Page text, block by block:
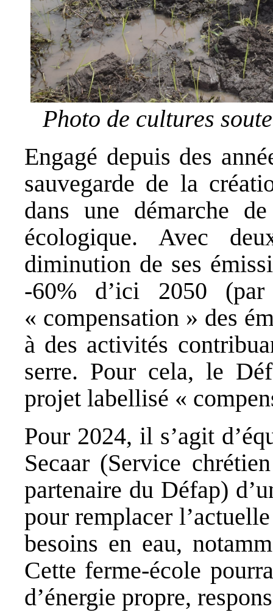
Photo de cultures
Engagé depuis des
sauvegarde de la
dans une démarche
écologique. Avec
diminution de ses
-60% d’ici 2050
« compensation » des
à des activités
serre. Pour cela, le
projet labellisé «
Pour 2024, il s’agit
Secaar (Service
partenaire du Défap)
pour remplacer
besoins en eau,
Cette ferme-école
d’énergie propre,